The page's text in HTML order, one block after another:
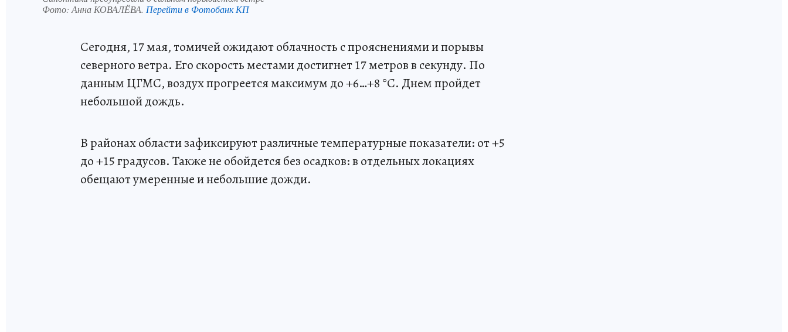
Фото: Анна КОВАЛЁВА. Перейти в Фотобанк КП
Сегодня, 17 мая, томичей ожидают облачность с прояснениями и порывы
северного ветра. Его скорость местами достигнет 17 метров в секунду. По
данным ЦГМС, воздух прогреется максимум до +6…+8 °С. Днем пройдет
небольшой дождь.
В районах области зафиксируют различные температурные показатели: от +5
до +15 градусов. Также не обойдется без осадков: в отдельных локациях
обещают умеренные и небольшие дожди.